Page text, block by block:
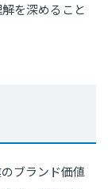
を深めること
ブランド価値